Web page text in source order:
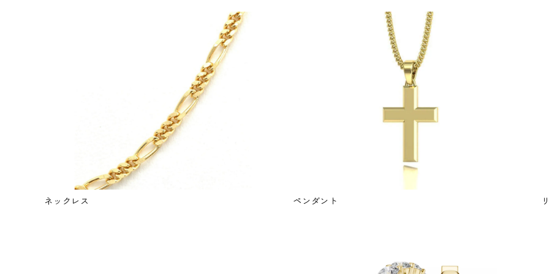
ネックレス ペンダント